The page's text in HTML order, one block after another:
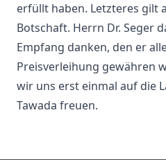
erfüllt haben. Letzteres gilt
Botschaft. Herrn Dr. Seger
Empfang danken, den er
Preisverleihung gewähren
wir uns erst einmal auf die
Tawada freuen.